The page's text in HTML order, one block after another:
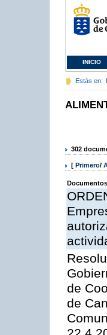
INICIO
Estás en:
302
[ Primero/
Documentos
de
de